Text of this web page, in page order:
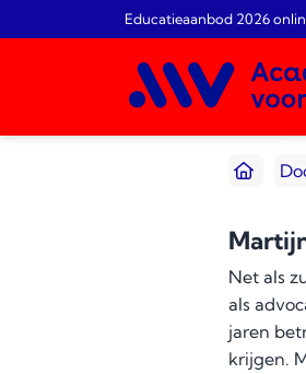
Educatieaanbod 2026
Net als
als
jaren
krijgen.